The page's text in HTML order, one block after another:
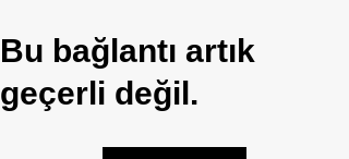
Bu bağlantı artık
geçerli değil.